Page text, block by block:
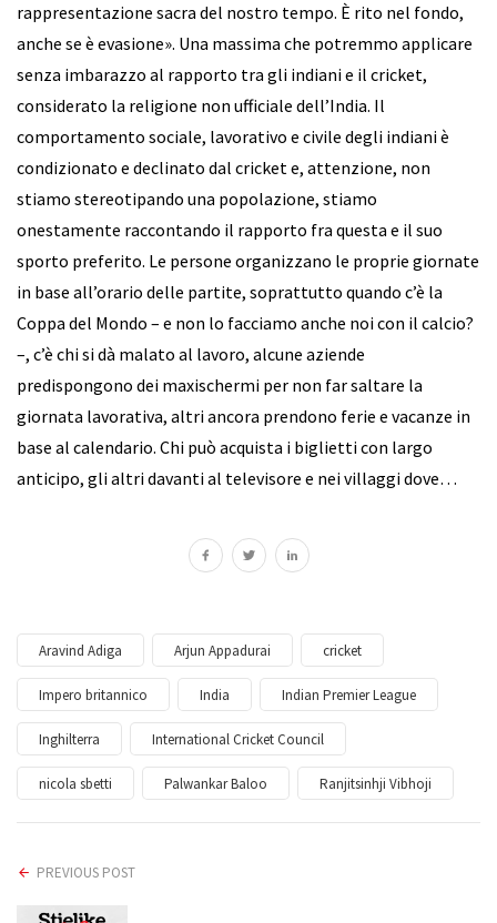
rappresentazione sacra del nostro tempo. È rito nel fondo,
anche se è evasione». Una massima che potremmo applicare
senza imbarazzo al rapporto tra gli indiani e il cricket,
considerato la religione non ufficiale dell’India. Il
comportamento sociale, lavorativo e civile degli indiani è
condizionato e declinato dal cricket e, attenzione, non
stiamo stereotipando una popolazione, stiamo
onestamente raccontando il rapporto fra questa e il suo
sporto preferito. Le persone organizzano le proprie giornate
in base all’orario delle partite, soprattutto quando c’è la
Coppa del Mondo – e non lo facciamo anche noi con il calcio?
–, c’è chi si dà malato al lavoro, alcune aziende
predispongono dei maxischermi per non far saltare la
giornata lavorativa, altri ancora prendono ferie e vacanze in
base al calendario. Chi può acquista i biglietti con largo
anticipo, gli altri davanti al televisore e nei villaggi dove…
Aravind Adiga Arjun Appadurai cricket
Impero britannico India Indian Premier League
Inghilterra International Cricket Council
nicola sbetti Palwankar Baloo Ranjitsinhji Vibhoji
PREVIOUS POST